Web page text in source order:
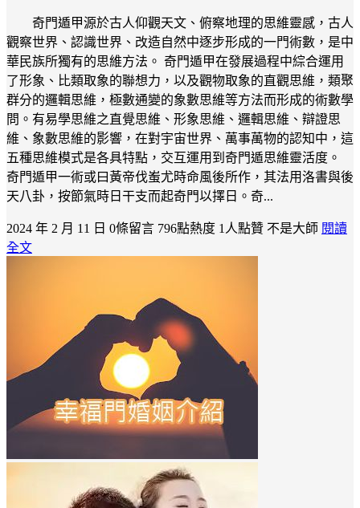
奇門遁甲源於古人仰觀天文、俯察地理的思維靈感，古人
觀察世界、認識世界、改造自然中逐步形成的一門術數，是中
華民族所獨有的思維方法。 奇門遁甲在發展過程中綜合運用
了形象、比類取象的聯想力，以及觀物取象的直觀思維，類聚
群分的邏輯思維，極數通變的象數思維等方法而形成的術數學
問。有易學思維之直覺思維、形象思維、邏輯思維、辯證思
維、象數思維的影響，在對宇宙世界、萬事萬物的認知中，這
五種思維模式是各具特點，交互運用到奇門遁思維靈活度。
奇門遁甲一術或曰黃帝伐蚩尤時命風後所作，其法用洛書與後
天八卦，按節氣時日干支而起奇門以擇日。奇...
2024 年 2 月 11 日 0條留言 796點熱度 1人點贊 不是大師 閱讀
全文